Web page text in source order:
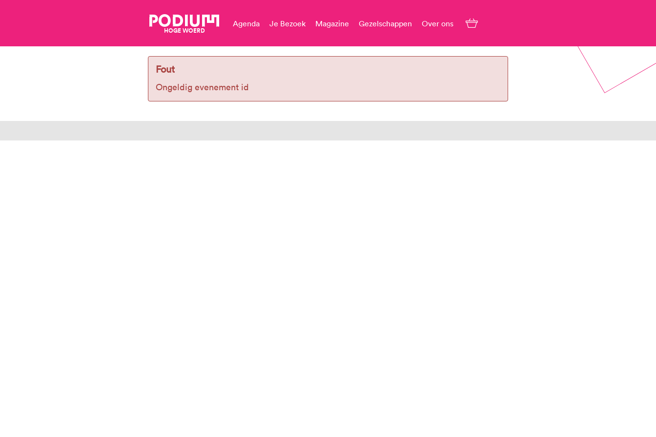
PODIUM
HOGE WOERD
Agenda Je Bezoek Magazine Gezelschappen Over ons
Fout
Ongeldig evenement id